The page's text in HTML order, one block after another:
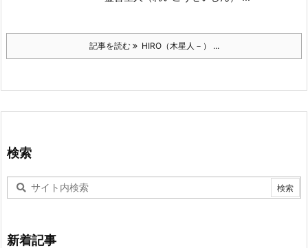
記事を読む HIRO（木星人－） ...
検索
新着記事